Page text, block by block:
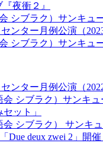
夜衝２』
シブラク）サンキュ
ター月例公演（
シブラク）サンキュ
ター月例公演（
会 シブラク）サンキ
ット」
会 シブラク） サンキ
deux zwei 2」開催